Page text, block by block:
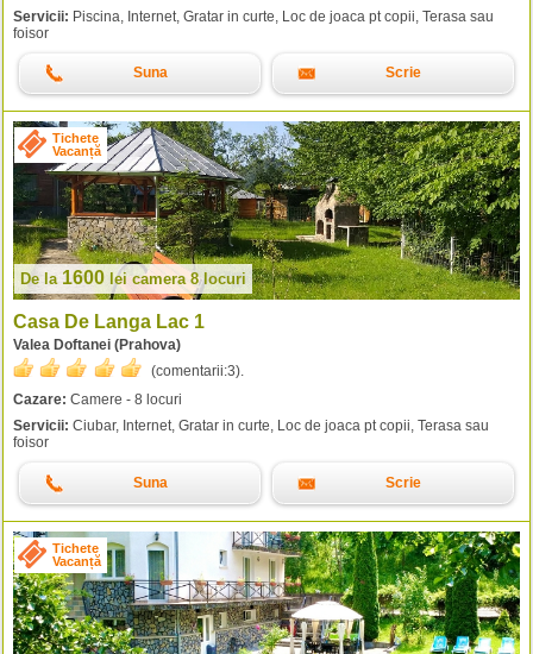
Servicii: Piscina, Internet, Gratar in curte, Loc de joaca pt copii, Terasa sau
foisor
Suna Scrie
Tichete
Vacanță
De la 1600 leicamera 8 locuri
Casa De Langa Lac 1
Valea Doftanei (Prahova)
(comentarii:3).
Cazare: Camere - 8 locuri
Servicii: Ciubar, Internet, Gratar in curte, Loc de joaca pt copii, Terasa sau
foisor
Suna Scrie
Tichete
Vacanță